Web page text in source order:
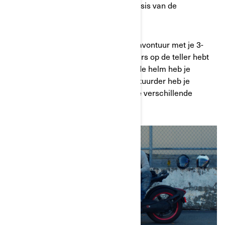
persoonlijkheid weer te geven, op basis van de
Ongeacht of je pas begint aan jouw avontuur met je 3-
wielig voertuig of je al meer kilometers op de teller hebt
dan je zou willen toegeven, een goede helm heb je
sowieso nodig. Zelfs als ervaren bestuurder heb je
misschien nog niet gehoord over alle verschillende